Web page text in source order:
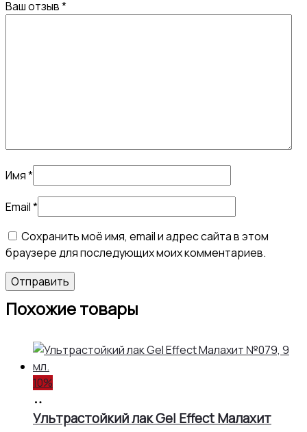
Ваш отзыв*
Имя*
Email*
Сохранить моё имя, email и адрес сайта в этом
браузере для последующих моих комментариев.
Похожие товары
10%
корзину
Ультрастойкий лак Gel Effect Малахит